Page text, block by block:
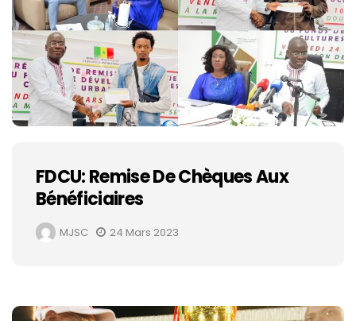
FDCU: Remise De Chèques Aux
Bénéficiaires
MJSC 24 Mars 2023